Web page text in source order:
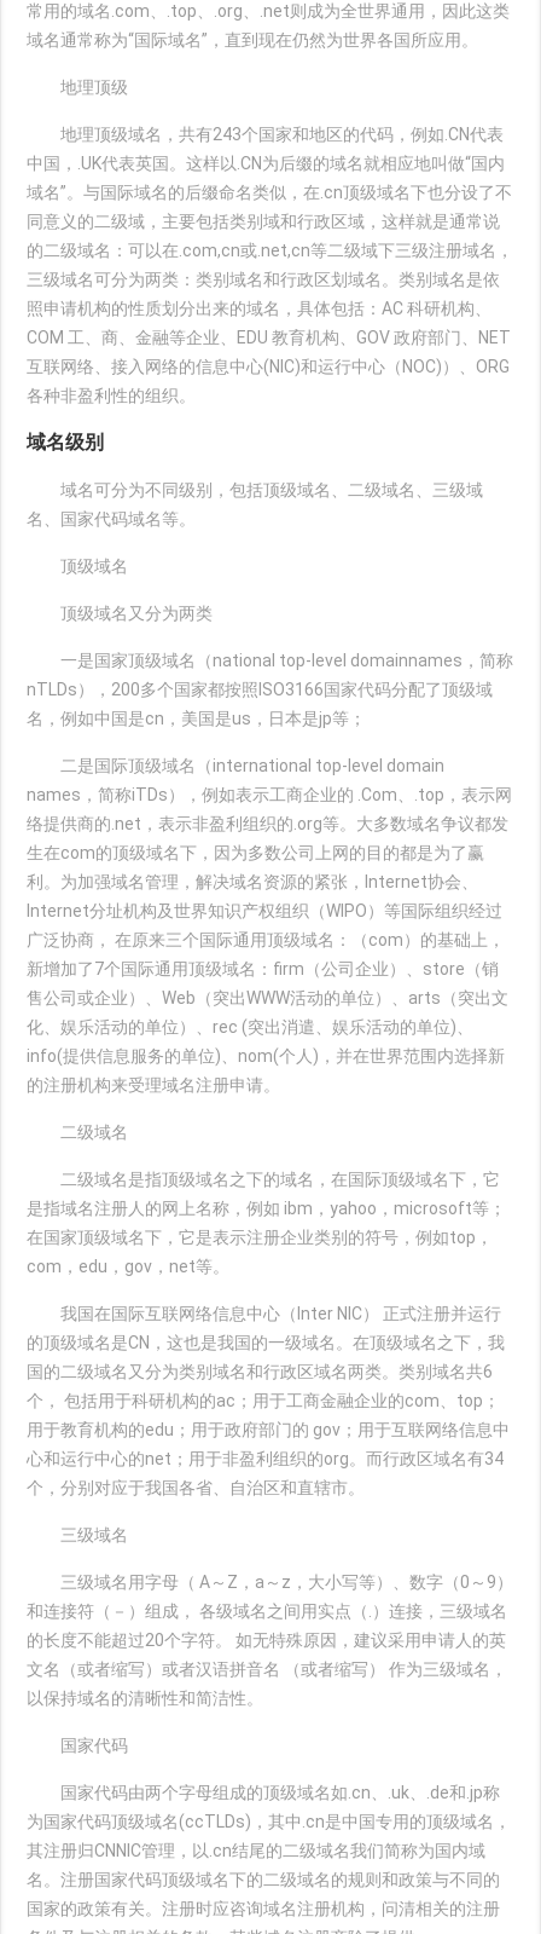
常用的域名.com、.top、.org、.net则成为全世界通用，因此这类
域名通常称为“国际域名”，直到现在仍然为世界各国所应用。
地理顶级
地理顶级域名，共有243个国家和地区的代码，例如.CN代表
中国，.UK代表英国。这样以.CN为后缀的域名就相应地叫做“国内
域名”。与国际域名的后缀命名类似，在.cn顶级域名下也分设了不
同意义的二级域，主要包括类别域和行政区域，这样就是通常说
的二级域名：可以在.com,cn或.net,cn等二级域下三级注册域名，
三级域名可分为两类：类别域名和行政区划域名。类别域名是依
照申请机构的性质划分出来的域名，具体包括：AC 科研机构、
COM 工、商、金融等企业、EDU 教育机构、GOV 政府部门、NET
互联网络、接入网络的信息中心(NIC)和运行中心（NOC)）、ORG
各种非盈利性的组织。
域名级别
域名可分为不同级别，包括顶级域名、二级域名、三级域
名、国家代码域名等。
顶级域名
顶级域名又分为两类
一是国家顶级域名（national top-level domainnames，简称
nTLDs），200多个国家都按照ISO3166国家代码分配了顶级域
名，例如中国是cn，美国是us，日本是jp等；
二是国际顶级域名（international top-level domain
names，简称iTDs），例如表示工商企业的 .Com、.top，表示网
络提供商的.net，表示非盈利组织的.org等。大多数域名争议都发
生在com的顶级域名下，因为多数公司上网的目的都是为了赢
利。为加强域名管理，解决域名资源的紧张，Internet协会、
Internet分址机构及世界知识产权组织（WIPO）等国际组织经过
广泛协商， 在原来三个国际通用顶级域名：（com）的基础上，
新增加了7个国际通用顶级域名：firm（公司企业）、store（销
售公司或企业）、Web（突出WWW活动的单位）、arts（突出文
化、娱乐活动的单位）、rec (突出消遣、娱乐活动的单位)、
info(提供信息服务的单位)、nom(个人)，并在世界范围内选择新
的注册机构来受理域名注册申请。
二级域名
二级域名是指顶级域名之下的域名，在国际顶级域名下，它
是指域名注册人的网上名称，例如 ibm，yahoo，microsoft等；
在国家顶级域名下，它是表示注册企业类别的符号，例如top，
com，edu，gov，net等。
我国在国际互联网络信息中心（Inter NIC） 正式注册并运行
的顶级域名是CN，这也是我国的一级域名。在顶级域名之下，我
国的二级域名又分为类别域名和行政区域名两类。类别域名共6
个， 包括用于科研机构的ac；用于工商金融企业的com、top；
用于教育机构的edu；用于政府部门的 gov；用于互联网络信息中
心和运行中心的net；用于非盈利组织的org。而行政区域名有34
个，分别对应于我国各省、自治区和直辖市。
三级域名
三级域名用字母（ A～Z，a～z，大小写等）、数字（0～9）
和连接符（－）组成， 各级域名之间用实点（.）连接，三级域名
的长度不能超过20个字符。 如无特殊原因，建议采用申请人的英
文名（或者缩写）或者汉语拼音名 （或者缩写） 作为三级域名，
以保持域名的清晰性和简洁性。
国家代码
国家代码由两个字母组成的顶级域名如.cn、.uk、.de和.jp称
为国家代码顶级域名(ccTLDs)，其中.cn是中国专用的顶级域名，
其注册归CNNIC管理，以.cn结尾的二级域名我们简称为国内域
名。注册国家代码顶级域名下的二级域名的规则和政策与不同的
国家的政策有关。注册时应咨询域名注册机构，问清相关的注册